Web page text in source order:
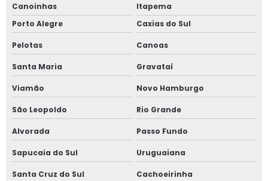
Canoinhas
Itapema
Porto Alegre
Caxias do Sul
Pelotas Canoas
Santa Maria Gravataí
Viamão Novo Hamburgo
São Leopoldo Rio Grande
Alvorada Passo Fundo
Sapucaia do Sul Uruguaiana
Santa Cruz do Sul Cachoeirinha